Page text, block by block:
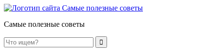
Самые полезные советы